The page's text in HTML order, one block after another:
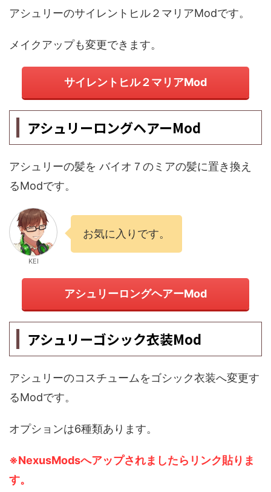
アシュリーのサイレントヒル２マリアModです。
メイクアップも変更できます。
サイレントヒル２マリアMod
アシュリーロングヘアーMod
アシュリーの髪を バイオ７のミアの髪に置き換え
るModです。
KEI
お気に入りです。
アシュリーロングヘアーMod
アシュリーゴシック衣装Mod
アシュリーのコスチュームをゴシック衣装へ変更す
るModです。
オプションは6種類あります。
※NexusModsへアップされましたらリンク貼りま
す。